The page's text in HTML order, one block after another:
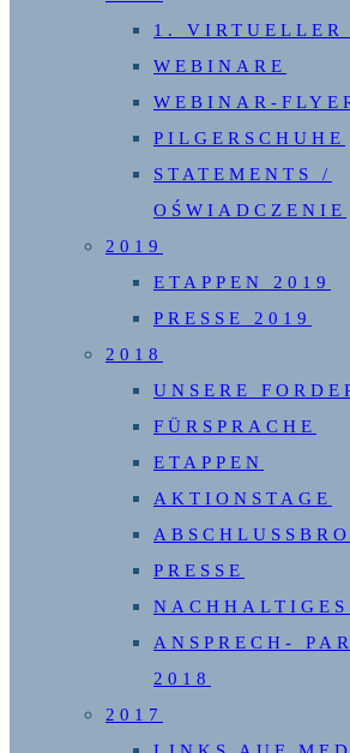
1. VIRTUELLER
WEBINARE
WEBINAR-
PILGERSCHUHE
STATEMENTS /
OŚWIADCZENIE
2019
ETAPPEN 2019
PRESSE 2019
2018
UNSERE
FÜRSPRACHE
ETAPPEN
AKTIONSTAGE
PRESSE
NACHHALTIGES
ANSPRECH-
2018
2017